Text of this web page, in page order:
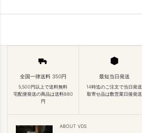
全国一律送料 350円
5,500円以上で送料無料
宅配便発送の商品は送料880
円
最短当日発送
14時迄のご注文で当日発送
取寄せ品は数営業日後発送
ABOUT VDS